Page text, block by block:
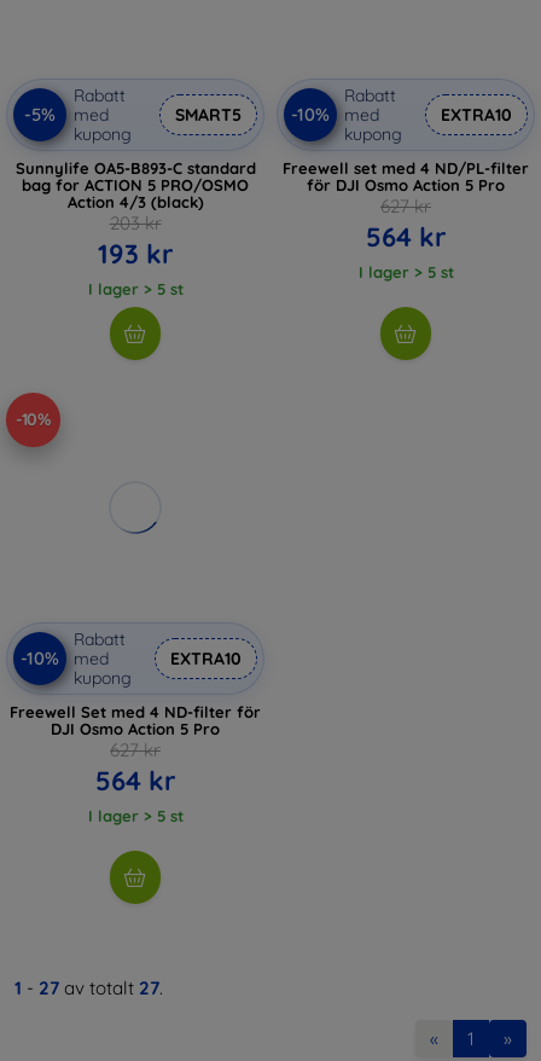
-5%
Rabatt
med
kupong
SMART5
Sunnylife OA5-B893-C standard
bag for ACTION 5 PRO/OSMO
Action 4/3 (black)
203 kr
193 kr
I lager > 5 st
-10%
Rabatt
med
kupong
EXTRA10
Freewell set med 4 ND/PL-filter
för DJI Osmo Action 5 Pro
627 kr
564 kr
I lager > 5 st
-10%
-10%
Rabatt
med
kupong
EXTRA10
Freewell Set med 4 ND-filter för
DJI Osmo Action 5 Pro
627 kr
564 kr
I lager > 5 st
1 - 27 av totalt 27.
« 1 »